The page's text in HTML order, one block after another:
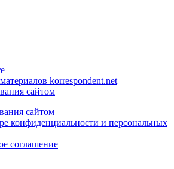
korrespondent.net
сайтом
сайтом
конфиденциальности и персональных
соглашение